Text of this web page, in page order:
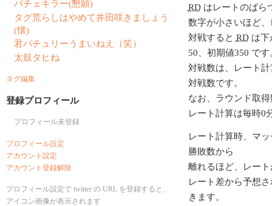
RDはレートのばら
数字が小さいほど
対戦すると RDは下
50、初期値350 です
対戦数は、レート
対戦数です。
なお、ラウンド取
レート計算は毎時0
レート計算時、マ
勝敗数から
離れるほど、レー
レート差から予想
きます。
パチェキラー(懇願)
タグ荒らしはやめて井田咲きましょう
(懐)
君パチュリーうまいねえ（笑）
太鼓タヒね
タグ編集
登録プロフィール
プロフィール未登録
プロフィール設定
アカウント設定
アカウント登録解除
プロフィール設定で twitter の URL を登録すると、
アイコン画像が表示されます